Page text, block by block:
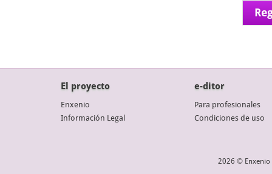
El proyecto
Enxenio
Información Legal
e-ditor
Para profesionales
Condiciones de uso
2026 © Enxenio